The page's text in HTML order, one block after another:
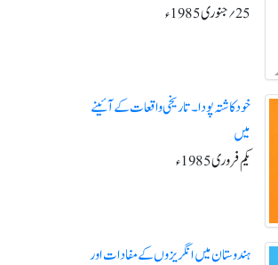
25؍جنوری1985ء
خود کاشتہ پودا۔ تاریخی واقعات کے آئینے
میں
یکم فروری1985ء
ہندوستان میں انگریزوں کے مفادات اور